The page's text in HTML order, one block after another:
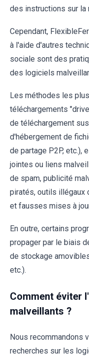
des instructions sur la
Cependant,
à l'aide d'autres
sociale sont des
des logiciels
Les méthodes les
téléchargements
de téléchargement
d'hébergement de
de partage P2P, etc.),
jointes ou liens
de spam, publicité
piratés, outils illégaux
et fausses mises à
En outre, certains
propager par le biais
de stockage
etc.).
Comment éviter
malveillants ?
Nous recommandons
recherches sur les